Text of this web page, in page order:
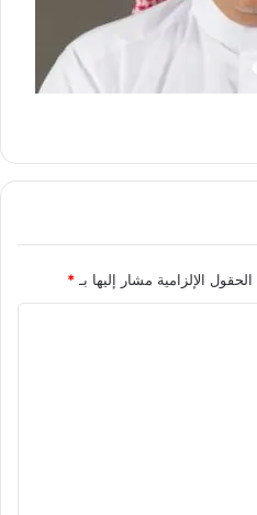
الحقول الإلزامية مشار إليها بـ *